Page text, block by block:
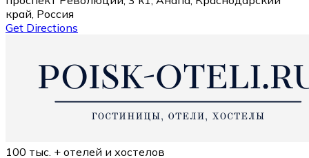
край, Россия
Get Directions
100 тыс. + отелей и хостелов